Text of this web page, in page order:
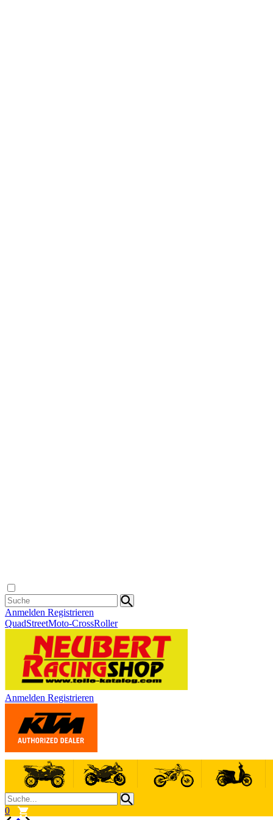
Anmelden Registrieren
QuadStreetMoto-CrossRoller
Anmelden Registrieren
0